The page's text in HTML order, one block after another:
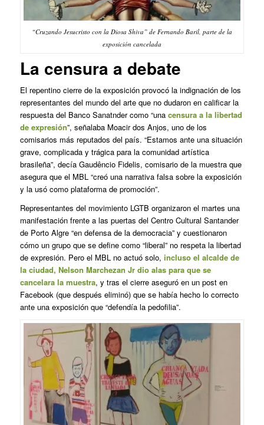
“Cruzando Jesucristo con la Diosa Shiva” de Fernando Baril, parte de la
exposición cancelada
La censura a debate
El repentino cierre de la exposición provocó la indignación de los
representantes del mundo del arte que no dudaron en calificar la
respuesta del Banco Sanatnder como “una censura a la libertad
de expresión”, señalaba Moacir dos Anjos, uno de los
comisarios más reputados del país. “Estamos ante una situación
grave, complicada y trágica para la comunidad artística
brasileña”, decía Gaudêncio Fidelis, comisario de la muestra que
asegura que el MBL “creó una narrativa falsa sobre la exposición
y la usó como plataforma de promoción”.
Representantes del movimiento LGTB organizaron el martes una
manifestación frente a las puertas del Centro Cultural Santander
de Porto Algre “en defensa de la democracia” y cuestionaron
cómo un grupo que se define como “liberal” no respeta la libertad
de expresión. Pero el MBL no actuó solo, incluso el alcalde de
la ciudad, Nelson Marchezan Jr dio alas para que se
cancelara la muestra, y tras el cierre aseguró en un post en
Facebook (que después eliminó) que se había hecho lo correcto
ante una exposición que “defendía la pedofilia”.